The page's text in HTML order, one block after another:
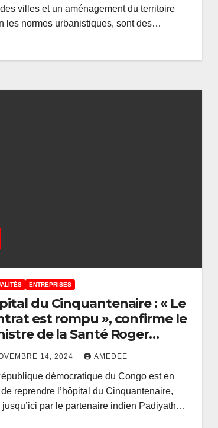
villes et un aménagement du territoire
les normes urbanistiques, sont des…
ENTREPRISES
du Cinquantenaire : « Le
est rompu », confirme le
de la Santé Roger
14, 2024 AMEDEE
démocratique du Congo est en
reprendre l’hôpital du Cinquantenaire,
jusqu’ici par le partenaire indien Padiyath…